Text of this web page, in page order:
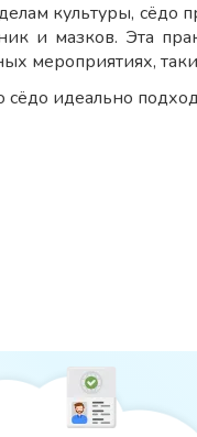
культуры, сёдо
и мазков. Эта
мероприятиях,
сёдо идеально